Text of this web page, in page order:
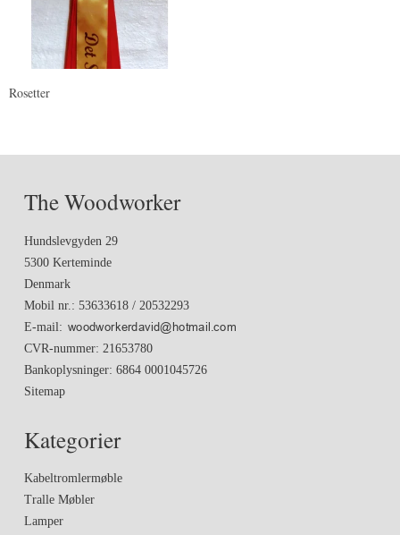
Rosetter
The Woodworker
Hundslevgyden 29
5300 Kerteminde
Denmark
Mobil nr. : 53633618 / 20532293
E-mail :
CVR-nummer: 21653780
Bankoplysninger: 6864 0001045726
Sitemap
Kategorier
Kabeltromlermøble
Tralle Møbler
Lamper